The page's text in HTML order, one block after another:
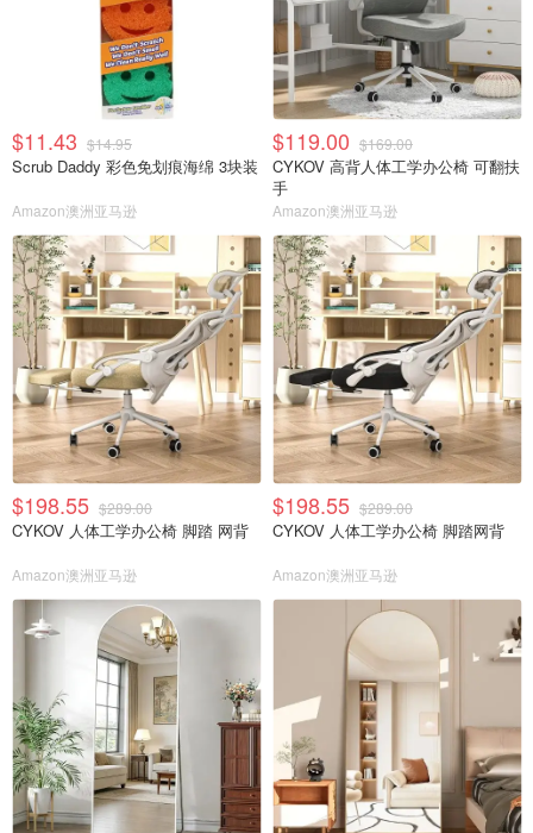
$11.43 $14.95
Scrub Daddy 彩色免划痕海绵 3块装
Amazon澳洲亚马逊
$119.00 $169.00
CYKOV 高背人体工学办公椅 可翻扶
手
Amazon澳洲亚马逊
$198.55 $289.00
CYKOV 人体工学办公椅 脚踏 网背
Amazon澳洲亚马逊
$198.55 $289.00
CYKOV 人体工学办公椅 脚踏网背
Amazon澳洲亚马逊